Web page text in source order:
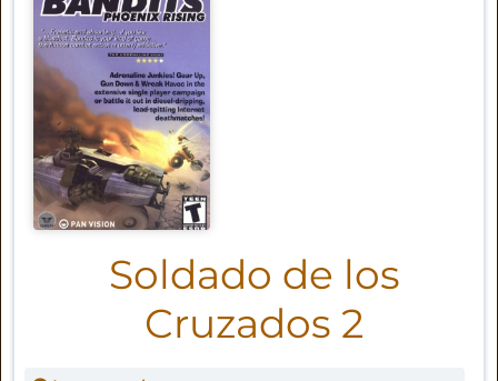
Soldado de los
Cruzados 2